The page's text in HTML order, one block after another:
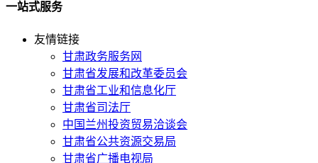
一站式服务
友情链接
甘肃政务服务网
甘肃省发展和改革委员会
甘肃省工业和信息化厅
甘肃省司法厅
中国兰州投资贸易洽谈会
甘肃省公共资源交易局
甘肃省广播电视局